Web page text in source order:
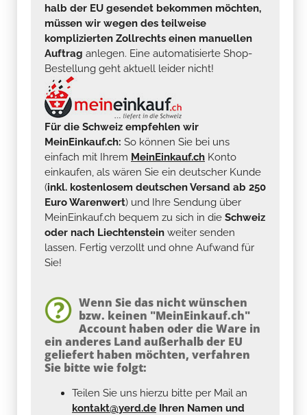
halb der EU gesendet bekommen möchten,
müssen wir wegen des teilweise
komplizierten Zollrechts einen manuellen
Auftrag anlegen. Eine automatisierte Shop-
Bestellung geht aktuell leider nicht!
Für die Schweiz empfehlen wir
MeinEinkauf.ch: So können Sie bei uns
einfach mit Ihrem MeinEinkauf.ch Konto
einkaufen, als wären Sie ein deutscher Kunde
(inkl. kostenlosem deutschen Versand ab 250
Euro Warenwert) und Ihre Sendung über
MeinEinkauf.ch bequem zu sich in die Schweiz
oder nach Liechtenstein weiter senden
lassen. Fertig verzollt und ohne Aufwand für
Sie!
Wenn Sie das nicht wünschen
bzw. keinen "MeinEinkauf.ch"
Account haben oder die Ware in
ein anderes Land außerhalb der EU
geliefert haben möchten, verfahren
Sie bitte wie folgt:
Teilen Sie uns hierzu bitte per Mail an
kontakt@yerd.de Ihren Namen und